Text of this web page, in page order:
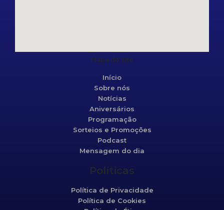
Mapa do site
Início
Sobre nós
Notícias
Aniversários
Programação
Sorteios e Promoções
Podcast
Mensagem do dia
Políticas
Política de Privacidade
Política de Cookies